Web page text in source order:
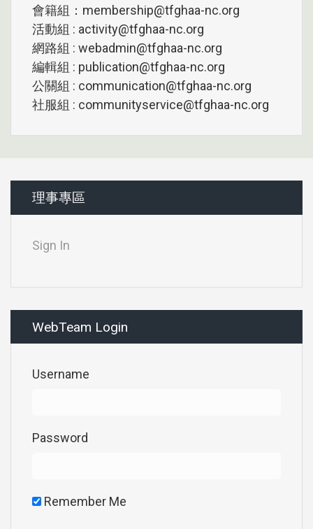
會籍組：membership@tfghaa-nc.org
活動組 : activity@tfghaa-nc.org
網路組 : webadmin@tfghaa-nc.org
編輯組 : publication@tfghaa-nc.org
公關組 : communication@tfghaa-nc.org
社服組 : communityservice@tfghaa-nc.org
理事專區
Sign In
WebTeam Login
Username
Password
Remember Me